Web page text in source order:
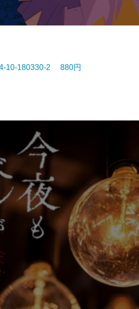
10-180330-2 880円